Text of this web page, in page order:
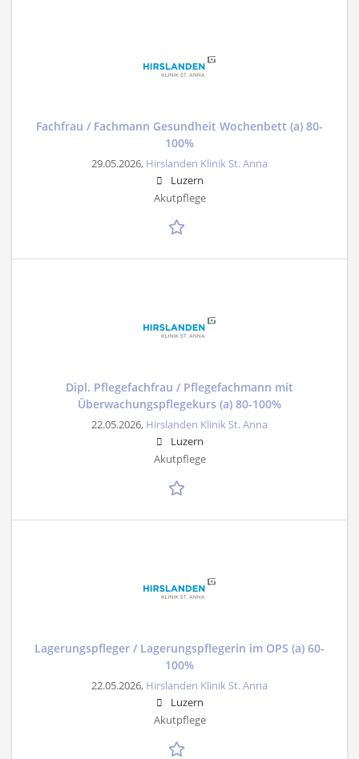
Fachfrau / Fachmann Gesundheit Wochenbett (a) 80-
100%
29.05.2026, Hirslanden Klinik St. Anna
Luzern
Akutpflege
Dipl. Pflegefachfrau / Pflegefachmann mit
Überwachungspflegekurs (a) 80-100%
22.05.2026, Hirslanden Klinik St. Anna
Luzern
Akutpflege
Lagerungspfleger / Lagerungspflegerin im OPS (a) 60-
100%
22.05.2026, Hirslanden Klinik St. Anna
Luzern
Akutpflege